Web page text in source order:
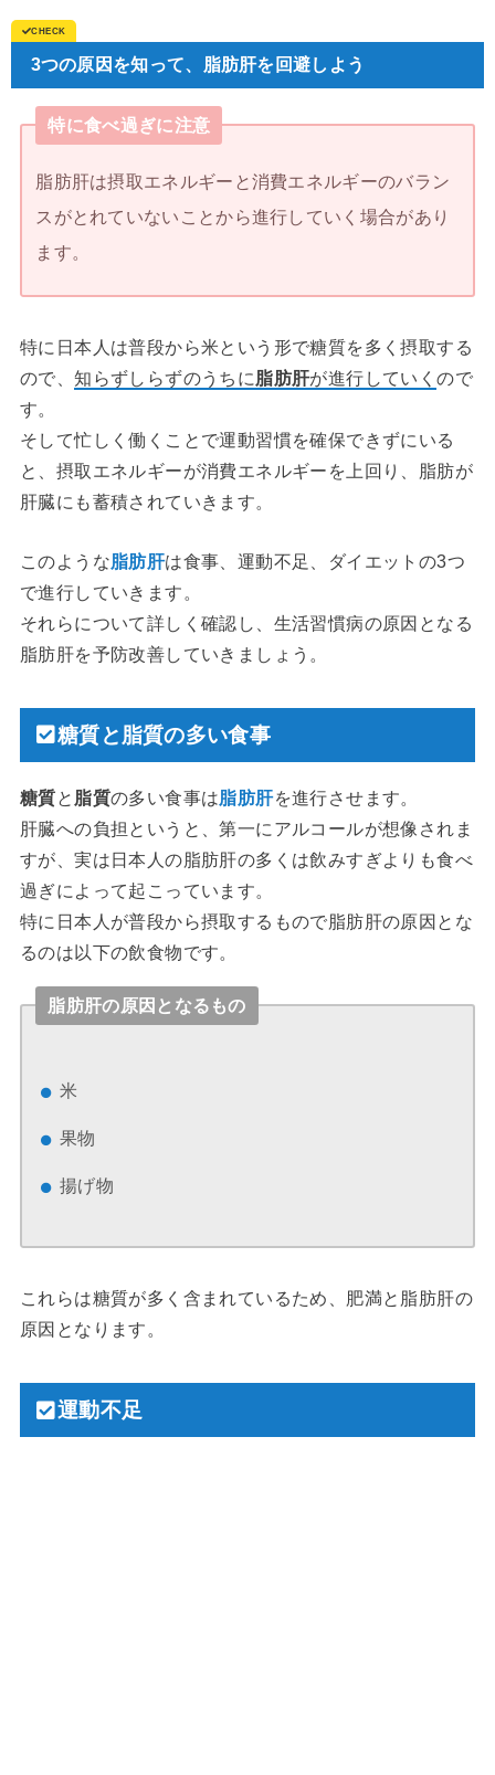
3つの原因を知って、脂肪肝を回避しよう
特に食べ過ぎに注意
脂肪肝は摂取エネルギーと消費エネルギーのバラン
スがとれていないことから進行していく場合があり
ます。
特に日本人は普段から米という形で糖質を多く摂取する
ので、知らずしらずのうちに脂肪肝が進行していくので
す。
そして忙しく働くことで運動習慣を確保できずにいる
と、摂取エネルギーが消費エネルギーを上回り、脂肪が
肝臓にも蓄積されていきます。
このような脂肪肝は食事、運動不足、ダイエットの3つ
で進行していきます。
それらについて詳しく確認し、生活習慣病の原因となる
脂肪肝を予防改善していきましょう。
糖質と脂質の多い食事
糖質と 脂質の多い食事は脂肪肝を進行させます。
肝臓への負担というと、第一にアルコールが想像されま
すが、実は日本人の脂肪肝の多くは飲みすぎよりも食べ
過ぎによって起こっています。
特に日本人が普段から摂取するもので脂肪肝の原因とな
るのは以下の飲食物です。
脂肪肝の原因となるもの
米
果物
揚げ物
これらは糖質が多く含まれているため、肥満と脂肪肝の
原因となります。
運動不足